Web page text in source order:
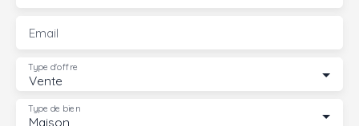
Email
Vente
Type d'offre
Maison
Type de bien